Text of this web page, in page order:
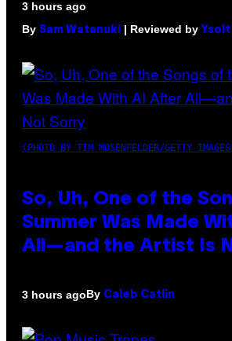
3 hours ago
By Sam Watanuki | Reviewed by Ysolt
(PHOTO BY TIM MOSENFELDER/GETTY
So, Uh, One of the
Summer Was Made
All—and the Artist Is
3 hours agoBy Caleb Catlin